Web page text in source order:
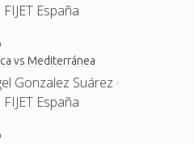
España
vs Mediterránea
Gonzalez Suárez ·
España